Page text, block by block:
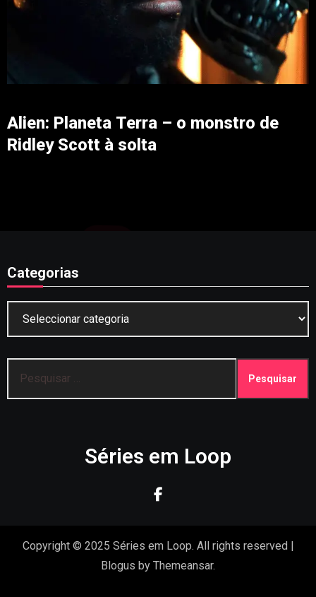
Alien: Planeta Terra – o monstro de
Ridley Scott à solta
Categorias
por:
Séries em Loop
Copyright © 2025 Séries em Loop. All rights reserved |
Blogus by Themeansar.